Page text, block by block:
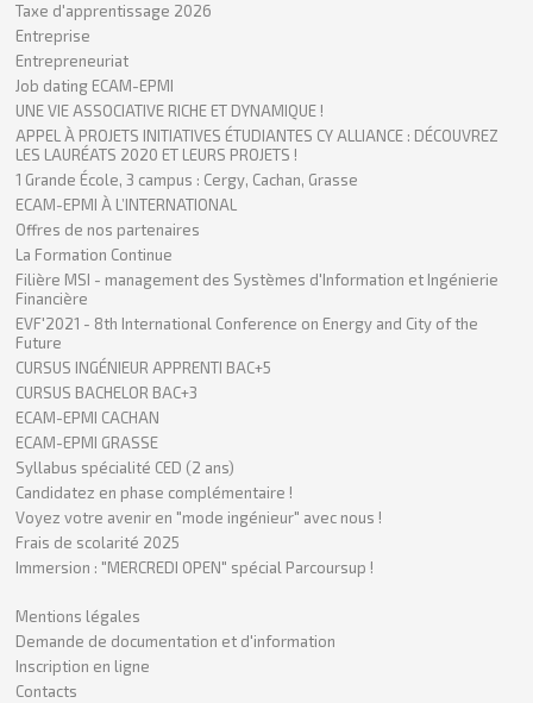
Taxe d'apprentissage 2026
Entreprise
Entrepreneuriat
Job dating ECAM-EPMI
UNE VIE ASSOCIATIVE RICHE ET DYNAMIQUE !
APPEL À PROJETS INITIATIVES ÉTUDIANTES CY ALLIANCE : DÉCOUVREZ
LES LAURÉATS 2020 ET LEURS PROJETS !
1 Grande École, 3 campus : Cergy, Cachan, Grasse
ECAM-EPMI À L’INTERNATIONAL
Offres de nos partenaires
La Formation Continue
Filière MSI - management des Systèmes d'Information et Ingénierie
Financière
EVF'2021 - 8th International Conference on Energy and City of the
Future
CURSUS INGÉNIEUR APPRENTI BAC+5
CURSUS BACHELOR BAC+3
ECAM-EPMI CACHAN
ECAM-EPMI GRASSE
Syllabus spécialité CED (2 ans)
Candidatez en phase complémentaire !
Voyez votre avenir en "mode ingénieur" avec nous !
Frais de scolarité 2025
Immersion : "MERCREDI OPEN" spécial Parcoursup !
Mentions légales
Demande de documentation et d'information
Inscription en ligne
Contacts